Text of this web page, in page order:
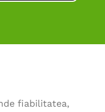
fiabilitatea,